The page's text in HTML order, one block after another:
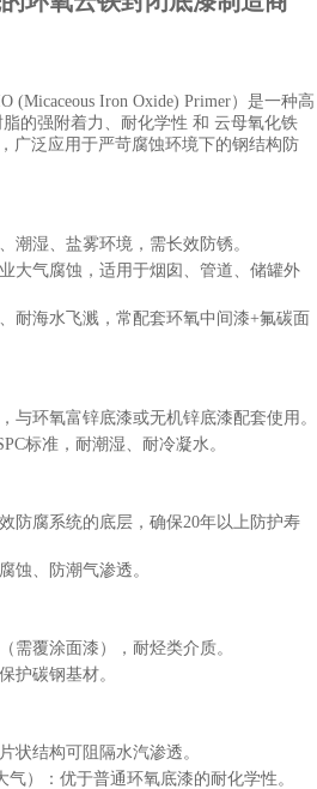
(Micaceous Iron Oxide) Primer）是一种高
的强附着力、耐化学性 和 云母氧化铁
广泛应用于严苛腐蚀环境下的钢结构防
潮湿、盐雾环境，需长效防锈。
大气腐蚀，适用于烟囱、管道、储罐外
耐海水飞溅，常配套环氧中间漆+氟碳面
与环氧富锌底漆或无机锌底漆配套使用。
标准，耐潮湿、耐冷凝水。
防腐系统的底层，确保20年以上防护寿
蚀、防潮气渗透。
需覆涂面漆），耐烃类介质。
护碳钢基材。
状结构可阻隔水汽渗透。
气）：优于普通环氧底漆的耐化学性。